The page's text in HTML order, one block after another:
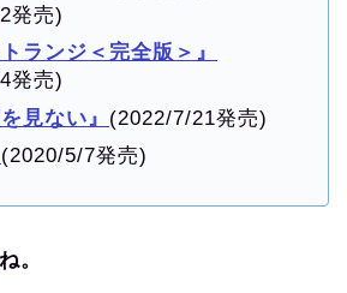
発売)
ランジ＜完全版＞』
発売)
見ない』 (2022/7/21発売)
(2020/5/7発売)
。